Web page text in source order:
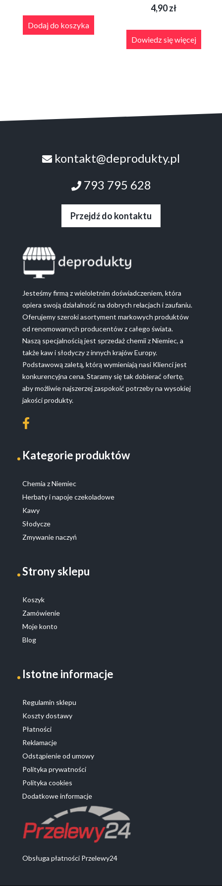
Dodaj do koszyka
4,90zł
Dowiedz się więcej
kontakt@deprodukty.pl
793 795 628
Przejdź do kontaktu
Jesteśmy firmą z wieloletnim doświadczeniem, która
opiera swoją działalność na dobrych relacjach i zaufaniu.
Oferujemy szeroki asortyment markowych produktów
od renomowanych producentów z całego świata.
Naszą specjalnością jest sprzedaż chemii z Niemiec, a
także kaw i słodyczy z innych krajów Europy.
Podstawową zaletą, którą wymieniają nasi Klienci jest
konkurencyjna cena. Staramy się tak dobierać ofertę,
aby możliwie najszerzej zaspokoić potrzeby na wysokiej
jakości produkty.
Kategorie produktów
Chemia z Niemiec
Herbaty i napoje czekoladowe
Kawy
Słodycze
Zmywanie naczyń
Strony sklepu
Koszyk
Zamówienie
Moje konto
Blog
Istotne informacje
Regulamin sklepu
Koszty dostawy
Płatności
Reklamacje
Odstąpienie od umowy
Polityka prywatności
Polityka cookies
Dodatkowe informacje
Obsługa płatności Przelewy24